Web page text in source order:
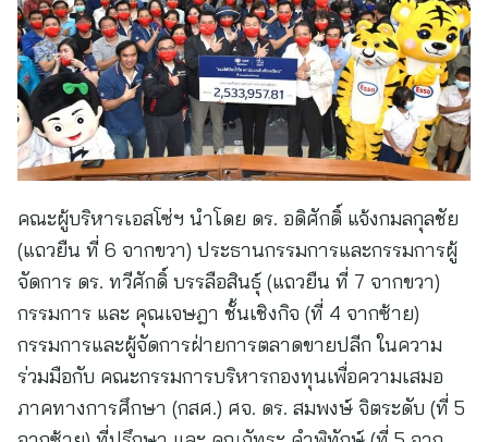
คณะผู้บริหารเอสโซ่ฯ นำโดย ดร. อดิศักดิ์ แจ้งกมลกุลชัย
(แถวยืน ที่ 6 จากขวา) ประธานกรรมการและกรรมการผู้
จัดการ ดร. ทวีศักดิ์ บรรลือสินธุ์ (แถวยืน ที่ 7 จากขวา)
กรรมการ และ คุณเจษฎา ชั้นเชิงกิจ (ที่ 4 จากซ้าย)
กรรมการและผู้จัดการฝ่ายการตลาดขายปลีก ในความ
ร่วมมือกับ คณะกรรมการบริหารกองทุนเพื่อความเสมอ
ภาคทางการศึกษา (กสศ.) ศจ. ดร. สมพงษ์ จิตระดับ (ที่ 5